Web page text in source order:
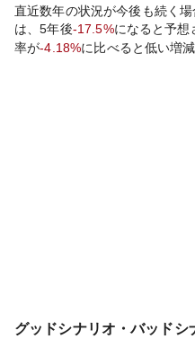
直近数年の状況が今後も続く
は、5年後-17.5%になると予想
率が-4.18%に比べると低い増
グッドシナリオ・バッドシ